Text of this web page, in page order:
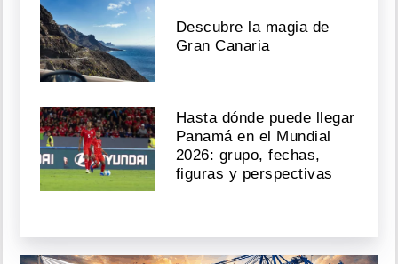
Descubre la magia de
Gran Canaria
Hasta dónde puede llegar
Panamá en el Mundial
2026: grupo, fechas,
figuras y perspectivas